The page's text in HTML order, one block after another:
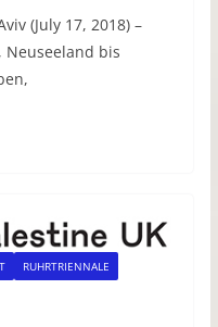
(July 17, 2018) –
Neuseeland bis
RUHRTRIENNALE